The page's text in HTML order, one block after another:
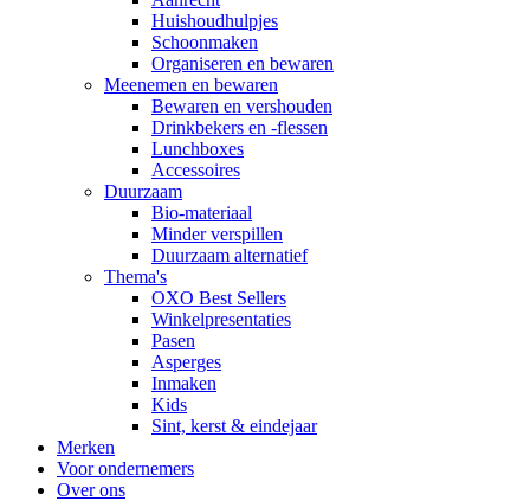
Huishoudhulpjes
Schoonmaken
Organiseren en bewaren
Meenemen en bewaren
Bewaren en vershouden
Drinkbekers en -flessen
Lunchboxes
Accessoires
Duurzaam
Bio-materiaal
Minder verspillen
Duurzaam alternatief
Thema's
OXO Best Sellers
Winkelpresentaties
Pasen
Asperges
Inmaken
Kids
Sint, kerst & eindejaar
Merken
Voor ondernemers
Over ons